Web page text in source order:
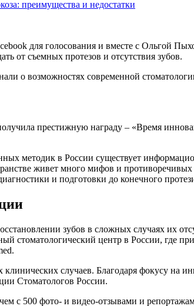
преимущества и недостатки
для голосования и вместе с Ольгой
от съемных протезов и отсутствия зубов.
о возможностях современной
престижную награду – «Время
методик в России существует
живет много мифов и противоречивых
и подготовки до конечного
зубов в сложных случаях их
стоматологический центр в России, где
случаев. Благодаря фокусу
Стоматологов России.
с 500 фото- и видео-отзывами и